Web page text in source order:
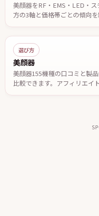
美顔器をRF・EMS・LED・
方の3軸と価格帯ごとの傾向
果には個人差があります。
選び方
美顔器
美顔器155機種の口コミと製
比較できます。アフィリエイ
せん。